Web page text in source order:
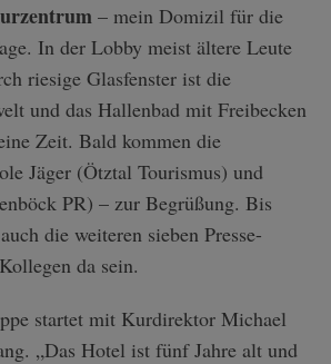
– mein Domizil für die
In der Lobby meist ältere Leute
riesige Glasfenster ist die
und das Hallenbad mit Freibecken
Zeit. Bald kommen die
Jäger (Ötztal Tourismus) und
PR) – zur Begrüßung. Bis
die weiteren sieben Presse-
da sein.
startet mit Kurdirektor Michael
„Das Hotel ist fünf Jahre alt und